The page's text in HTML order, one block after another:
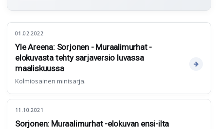
01.02.2022
Yle Areena: Sorjonen - Muraalimurhat -
elokuvasta tehty sarjaversio luvassa
maaliskuussa
Kolmiosainen minisarja.
11.10.2021
Sorjonen: Muraalimurhat -elokuvan ensi-ilta